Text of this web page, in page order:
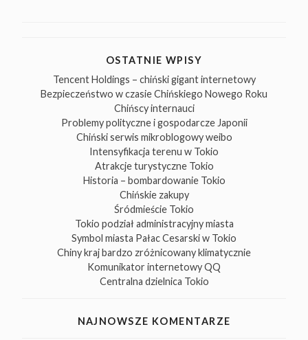
OSTATNIE WPISY
Tencent Holdings – chiński gigant internetowy
Bezpieczeństwo w czasie Chińskiego Nowego Roku
Chińscy internauci
Problemy polityczne i gospodarcze Japonii
Chiński serwis mikroblogowy weibo
Intensyfikacja terenu w Tokio
Atrakcje turystyczne Tokio
Historia – bombardowanie Tokio
Chińskie zakupy
Śródmieście Tokio
Tokio podział administracyjny miasta
Symbol miasta Pałac Cesarski w Tokio
Chiny kraj bardzo zróżnicowany klimatycznie
Komunikator internetowy QQ
Centralna dzielnica Tokio
NAJNOWSZE KOMENTARZE